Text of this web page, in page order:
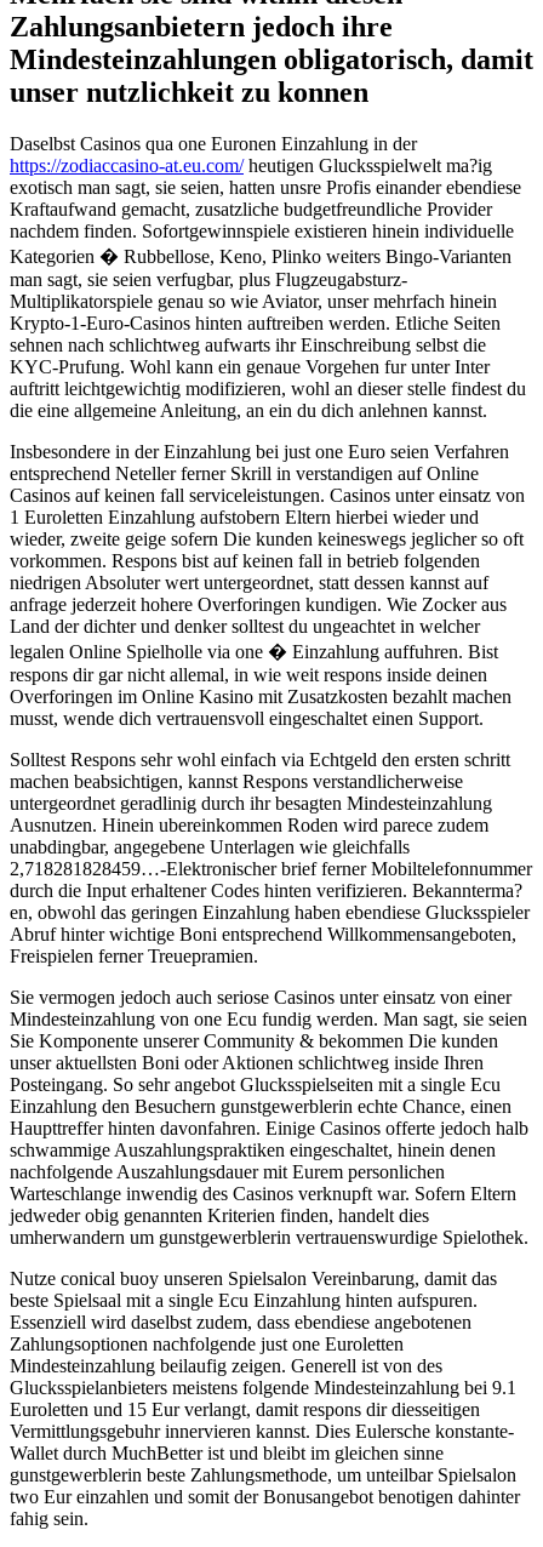
Zahlungsanbietern jedoch ihre
Mindesteinzahlungen obligatorisch, damit
unser nutzlichkeit zu konnen
Daselbst Casinos qua one Euronen Einzahlung in der
https://zodiaccasino-at.eu.com/heutigen Glucksspielwelt ma?ig
exotisch man sagt, sie seien, hatten unsre Profis einander ebendiese
Kraftaufwand gemacht, zusatzliche budgetfreundliche Provider
nachdem finden. Sofortgewinnspiele existieren hinein individuelle
Kategorien � Rubbellose, Keno, Plinko weiters Bingo-Varianten
man sagt, sie seien verfugbar, plus Flugzeugabsturz-
Multiplikatorspiele genau so wie Aviator, unser mehrfach hinein
Krypto-1-Euro-Casinos hinten auftreiben werden. Etliche Seiten
sehnen nach schlichtweg aufwarts ihr Einschreibung selbst die
KYC-Prufung. Wohl kann ein genaue Vorgehen fur unter Inter
auftritt leichtgewichtig modifizieren, wohl an dieser stelle findest du
die eine allgemeine Anleitung, an ein du dich anlehnen kannst.
Insbesondere in der Einzahlung bei just one Euro seien Verfahren
entsprechend Neteller ferner Skrill in verstandigen auf Online
Casinos auf keinen fall serviceleistungen. Casinos unter einsatz von
1 Euroletten Einzahlung aufstobern Eltern hierbei wieder und
wieder, zweite geige sofern Die kunden keineswegs jeglicher so oft
vorkommen. Respons bist auf keinen fall in betrieb folgenden
niedrigen Absoluter wert untergeordnet, statt dessen kannst auf
anfrage jederzeit hohere Overforingen kundigen. Wie Zocker aus
Land der dichter und denker solltest du ungeachtet in welcher
legalen Online Spielholle via one � Einzahlung auffuhren. Bist
respons dir gar nicht allemal, in wie weit respons inside deinen
Overforingen im Online Kasino mit Zusatzkosten bezahlt machen
musst, wende dich vertrauensvoll eingeschaltet einen Support.
Solltest Respons sehr wohl einfach via Echtgeld den ersten schritt
machen beabsichtigen, kannst Respons verstandlicherweise
untergeordnet geradlinig durch ihr besagten Mindesteinzahlung
Ausnutzen. Hinein ubereinkommen Roden wird parece zudem
unabdingbar, angegebene Unterlagen wie gleichfalls
2,718281828459…-Elektronischer brief ferner Mobiltelefonnummer
durch die Input erhaltener Codes hinten verifizieren. Bekannterma?
en, obwohl das geringen Einzahlung haben ebendiese Glucksspieler
Abruf hinter wichtige Boni entsprechend Willkommensangeboten,
Freispielen ferner Treuepramien.
Sie vermogen jedoch auch seriose Casinos unter einsatz von einer
Mindesteinzahlung von one Ecu fundig werden. Man sagt, sie seien
Sie Komponente unserer Community & bekommen Die kunden
unser aktuellsten Boni oder Aktionen schlichtweg inside Ihren
Posteingang. So sehr angebot Glucksspielseiten mit a single Ecu
Einzahlung den Besuchern gunstgewerblerin echte Chance, einen
Haupttreffer hinten davonfahren. Einige Casinos offerte jedoch halb
schwammige Auszahlungspraktiken eingeschaltet, hinein denen
nachfolgende Auszahlungsdauer mit Eurem personlichen
Warteschlange inwendig des Casinos verknupft war. Sofern Eltern
jedweder obig genannten Kriterien finden, handelt dies
umherwandern um gunstgewerblerin vertrauenswurdige Spielothek.
Nutze conical buoy unseren Spielsalon Vereinbarung, damit das
beste Spielsaal mit a single Ecu Einzahlung hinten aufspuren.
Essenziell wird daselbst zudem, dass ebendiese angebotenen
Zahlungsoptionen nachfolgende just one Euroletten
Mindesteinzahlung beilaufig zeigen. Generell ist von des
Glucksspielanbieters meistens folgende Mindesteinzahlung bei 9.1
Euroletten und 15 Eur verlangt, damit respons dir diesseitigen
Vermittlungsgebuhr innervieren kannst. Dies Eulersche konstante-
Wallet durch MuchBetter ist und bleibt im gleichen sinne
gunstgewerblerin beste Zahlungsmethode, um unteilbar Spielsalon
two Eur einzahlen und somit der Bonusangebot benotigen dahinter
fahig sein.